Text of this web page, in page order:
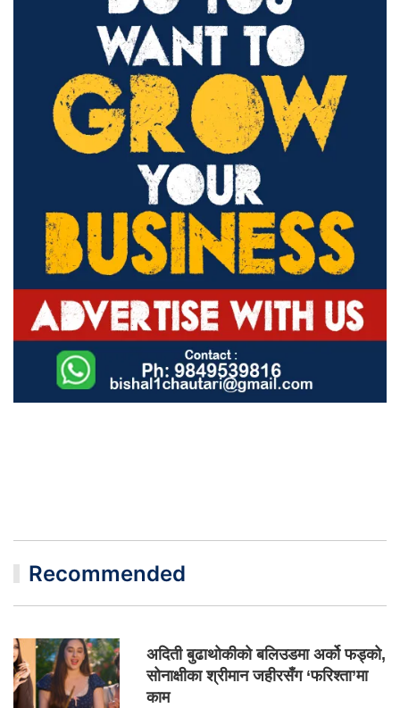
Recommended
अदिती बुढाथोकीको बलिउडमा अर्को फड्को,
सोनाक्षीका श्रीमान जहीरसँग ‘फरिश्ता’मा
काम